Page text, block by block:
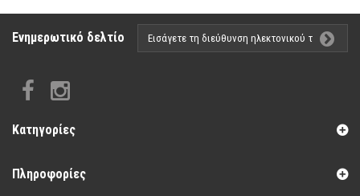
Ενημερωτικό δελτίο
Κατηγορίες
Πληροφορίες